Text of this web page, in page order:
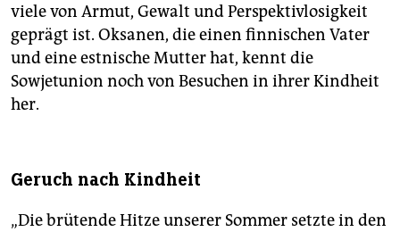
viele von Armut, Gewalt und Perspektivlosigkeit
geprägt ist. Oksanen, die einen finnischen Vater
und eine estnische Mutter hat, kennt die
Sowjetunion noch von Besuchen in ihrer Kindheit
her.
Geruch nach Kindheit
„Die brütende Hitze unserer Sommer setzte in den